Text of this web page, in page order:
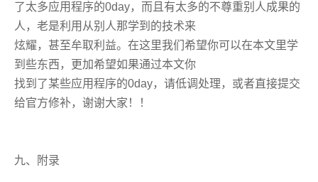
了太多应用程序的0day，而且有太多的不尊重别人成果的
人，老是利用从别人那学到的技术来
炫耀，甚至牟取利益。在这里我们希望你可以在本文里学
到些东西，更加希望如果通过本文你
找到了某些应用程序的0day，请低调处理，或者直接提交
给官方修补，谢谢大家！！
九、附录